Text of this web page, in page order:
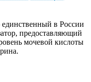
в России
предоставляющий
мочевой кислоты